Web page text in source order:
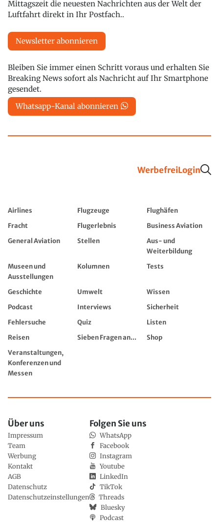
Mittagszeit die neuesten Nachrichten aus der Welt der
Luftfahrt direkt in Ihr Postfach..
Newsletter abonnieren
Bleiben Sie immer einen Schritt voraus und erhalten Sie
Breaking News sofort als Nachricht auf Ihr Smartphone
gesendet.
Whatsapp-Kanal abonnieren
WerbefreiLogin
Airlines Flugzeuge
Flughäfen
Fracht
Flugerlebnis
Business Aviation
General Aviation
Stellen
Aus- und
Weiterbildung
Museen und
Ausstellungen
Kolumnen Tests
Geschichte Umwelt
Wissen
Podcast
Interviews
Sicherheit
Fehlersuche
Quiz
Listen
Reisen
Sieben Fragen an...
Shop
Veranstaltungen,
Konferenzen und
Messen
Über uns
Impressum
Team
Werbung
Kontakt
AGB
Datenschutz
Datenschutzeinstellungen
Folgen Sie uns
WhatsApp
Facebook
Instagram
Youtube
LinkedIn
TikTok
Threads
Bluesky
Podcast